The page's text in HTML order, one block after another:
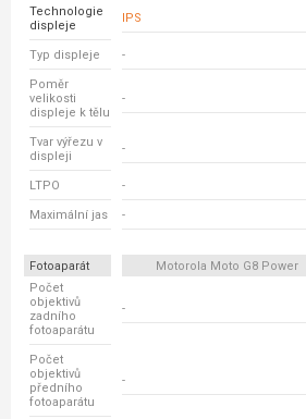
Technologie
displeje
IPS
Typ displeje -
Poměr
velikosti
displeje k tělu
-
Tvar výřezu v
displeji
-
LTPO -
Maximální jas -
Fotoaparát Motorola Moto G8 Power
Počet
objektivů
zadního
fotoaparátu
-
Počet
objektivů
předního
fotoaparátu
-